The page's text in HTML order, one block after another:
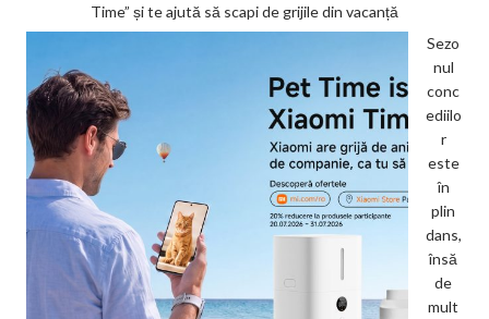
Time” și te ajută să scapi de grijile din vacanță
Sezo
nul
conc
ediilo
r
este
în
plin
dans,
însă
de
mult